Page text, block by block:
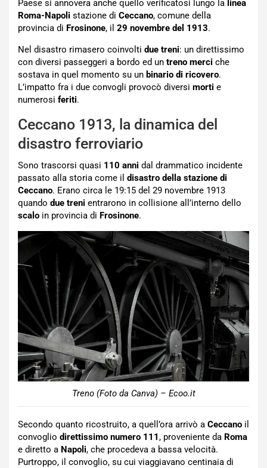
Paese si annovera anche quello verificatosi lungo la linea
Roma-Napoli stazione di Ceccano, comune della
provincia di Frosinone, il 29 novembre del 1913.
Nel disastro rimasero coinvolti due treni: un direttissimo
con diversi passeggeri a bordo ed un treno merci che
sostava in quel momento su un binario di ricovero.
L’impatto fra i due convogli provocò diversi morti e
numerosi feriti.
Ceccano 1913, la dinamica del
disastro ferroviario
Sono trascorsi quasi 110 anni dal drammatico incidente
passato alla storia come il disastro della stazione di
Ceccano. Erano circa le 19:15 del 29 novembre 1913
quando due treni entrarono in collisione all’interno dello
scalo in provincia di Frosinone.
Treno (Foto da Canva) – Ecoo.it
Secondo quanto ricostruito, a quell’ora arrivò a Ceccano il
convoglio direttissimo numero 111, proveniente da Roma
e diretto a Napoli, che procedeva a bassa velocità.
Purtroppo, il convoglio, su cui viaggiavano centinaia di